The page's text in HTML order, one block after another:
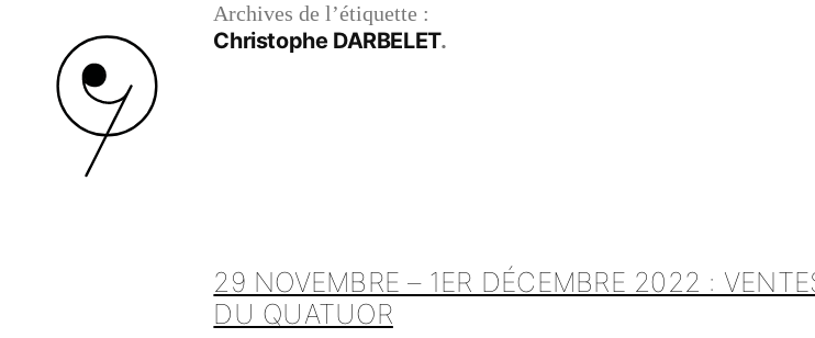
Archives de l’étiquette :
Christophe DARBELET
29 NOVEMBRE – 1ER DÉCEMBRE 2022 :
DU QUATUOR